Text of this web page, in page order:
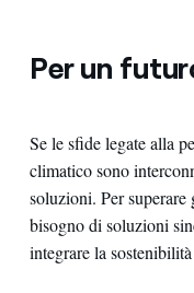
Per un
Se le sfide legate alla
climatico sono
soluzioni. Per
bisogno di soluzioni
integrare la